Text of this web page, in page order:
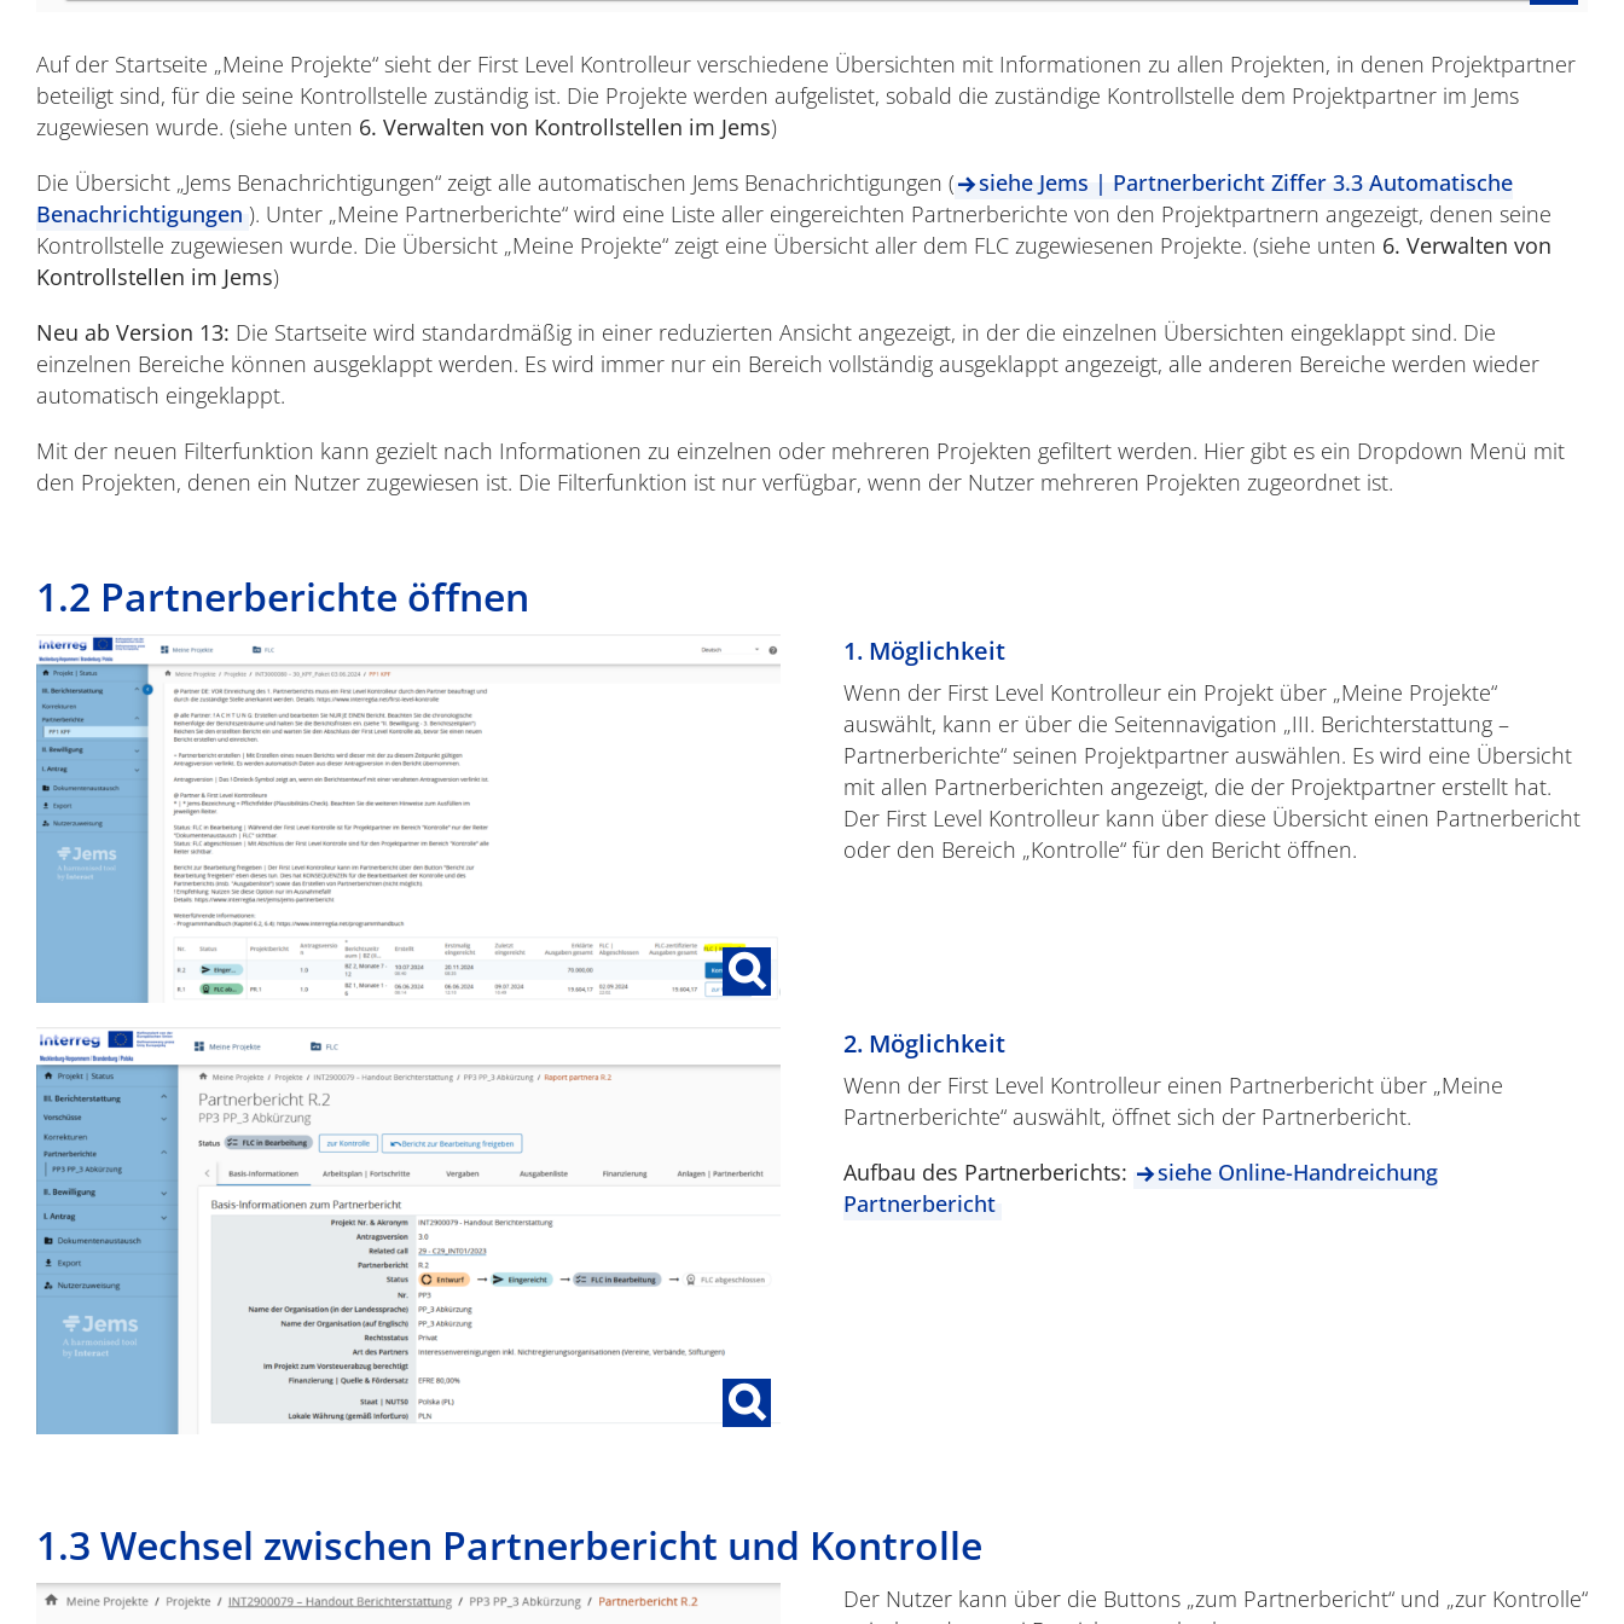
Auf der Startseite „Meine Projekte“ sieht der First Level Kontrolleur verschiedene Übersichten mit Informationen zu allen Projekten, in denen Projektpartner
beteiligt sind, für die seine Kontrollstelle zuständig ist. Die Projekte werden aufgelistet, sobald die zuständige Kontrollstelle dem Projektpartner im Jems
zugewiesen wurde. (siehe unten 6. Verwalten von Kontrollstellen im Jems)
Die Übersicht „Jems Benachrichtigungen“ zeigt alle automatischen Jems Benachrichtigungen (
siehe Jems | Partnerbericht Ziffer 3.3 Automatische
Benachrichtigungen ). Unter „Meine Partnerberichte“ wird eine Liste aller eingereichten Partnerberichte von den Projektpartnern angezeigt, denen seine
Kontrollstelle zugewiesen wurde. Die Übersicht „Meine Projekte“ zeigt eine Übersicht aller dem FLC zugewiesenen Projekte. (siehe unten 6. Verwalten von
Kontrollstellen im Jems)
Neu ab Version 13: Die Startseite wird standardmäßig in einer reduzierten Ansicht angezeigt, in der die einzelnen Übersichten eingeklappt sind. Die
einzelnen Bereiche können ausgeklappt werden. Es wird immer nur ein Bereich vollständig ausgeklappt angezeigt, alle anderen Bereiche werden wieder
automatisch eingeklappt.
Mit der neuen Filterfunktion kann gezielt nach Informationen zu einzelnen oder mehreren Projekten gefiltert werden. Hier gibt es ein Dropdown Menü mit
den Projekten, denen ein Nutzer zugewiesen ist. Die Filterfunktion ist nur verfügbar, wenn der Nutzer mehreren Projekten zugeordnet ist.
1.2 Partnerberichte öffnen
1. Möglichkeit
Wenn der First Level Kontrolleur ein Projekt über „Meine Projekte“
auswählt, kann er über die Seitennavigation „III. Berichterstattung –
Partnerberichte“ seinen Projektpartner auswählen. Es wird eine Übersicht
mit allen Partnerberichten angezeigt, die der Projektpartner erstellt hat.
Der First Level Kontrolleur kann über diese Übersicht einen Partnerbericht
oder den Bereich „Kontrolle“ für den Bericht öffnen.
2. Möglichkeit
Wenn der First Level Kontrolleur einen Partnerbericht über „Meine
Partnerberichte“ auswählt, öffnet sich der Partnerbericht.
Aufbau des Partnerberichts:
siehe Online-Handreichung
Partnerbericht
1.3 Wechsel zwischen Partnerbericht und Kontrolle
Der Nutzer kann über die Buttons „zum Partnerbericht“ und „zur Kontrolle“